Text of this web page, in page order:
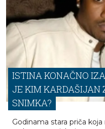
ISTINA KONAČNO
JE KIM KARDAŠIJAN